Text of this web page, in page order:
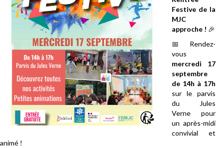
Festive de la
MJC
approche ! 🎉
📅 Rendez-
vous
mercredi 17
septembre
de 14h à 17h
sur le parvis
du Jules
Verne pour
un après-midi
convivial et
animé !